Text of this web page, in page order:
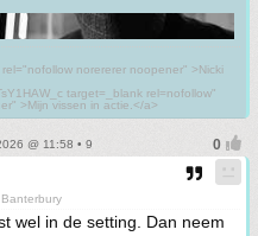
norererer noopener" >Nicki
target=_blank rel=nofollow"
>Mijn vissen in actie.</a>
@ 11:58 • 9
wel in de setting. Dan neem